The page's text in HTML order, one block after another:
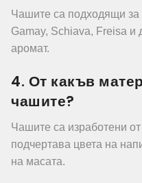
Чашите са подходящи за
Gamay, Schiava, Freisa и
аромат.
4. От какъв
чашите?
Чашите са изработени
подчертава цвета на
на масата.